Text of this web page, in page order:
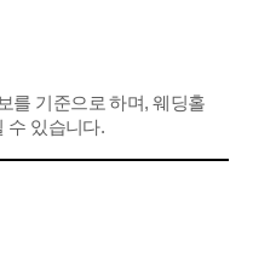
를 기준으로 하며, 웨딩홀
수 있습니다.